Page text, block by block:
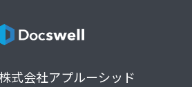
式会社アプルーシッド